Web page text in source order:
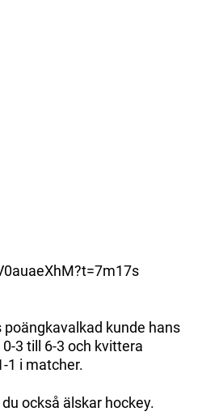
kunde hans
3 till 6-3 och kvittera
1 i matcher.
också älskar hockey.